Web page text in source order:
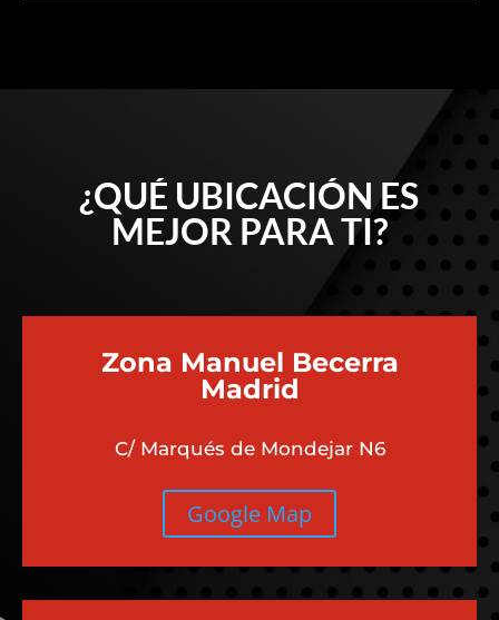
¿QUÉ UBICACIÓN ES
MEJOR PARA TI?
Zona Manuel Becerra
Madrid
C/ Marqués de Mondejar N6
Google Map